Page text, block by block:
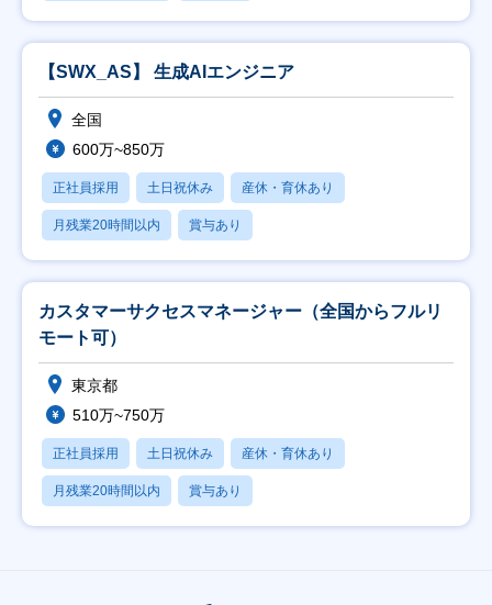
【SWX_AS】 生成AIエンジニア
全国
600万~850万
正社員採用 土日祝休み 産休・育休あり
月残業20時間以内 賞与あり
カスタマーサクセスマネージャー（全国からフルリ
モート可）
東京都
510万~750万
正社員採用 土日祝休み 産休・育休あり
月残業20時間以内 賞与あり